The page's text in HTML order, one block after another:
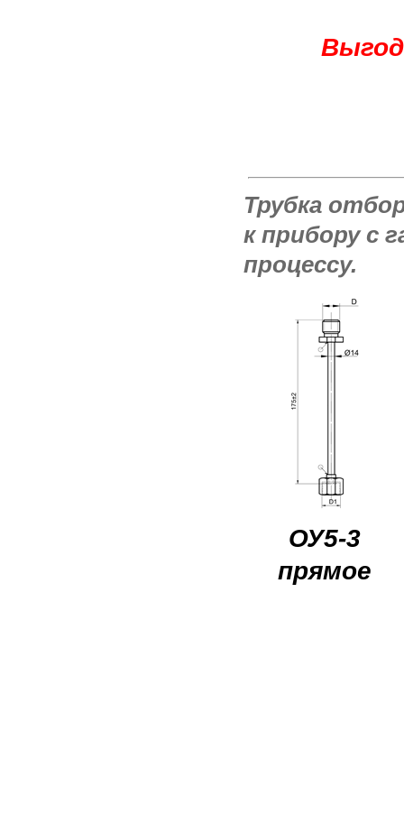
Трубка
к прибору с
процессу.
ОУ5-3
прямое